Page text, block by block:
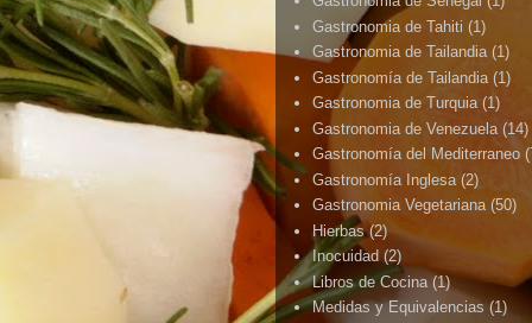
Gastronomia de Tahiti (1)
Gastronomia de Tailandia (1)
Gastronomía de Tailandia (1)
Gastronomia de Turquia (1)
Gastronomia de Venezuela (14)
Gastronomía del Mediterraneo
Gastronomía Inglesa (2)
Gastronomia Vegetariana (50)
Hierbas (2)
Inocuidad (2)
Libros de Cocina (1)
Medidas y Equivalencias (1)